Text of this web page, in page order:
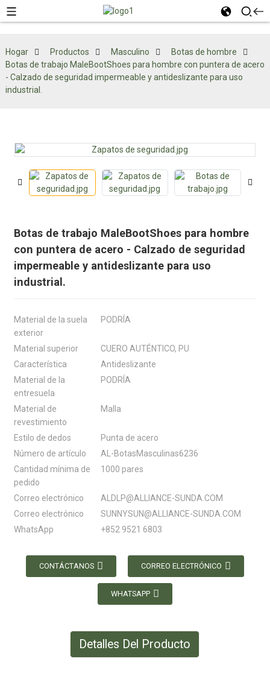
Hogar Productos Masculino
Botas de hombre
Botas de trabajo MaleBootShoes para hombre con puntera de acero
- Calzado de seguridad impermeable y antideslizante para uso
industrial.
Botas de trabajo MaleBootShoes para hombre
con puntera de acero - Calzado de seguridad
impermeable y antideslizante para uso
industrial.
Material de la suela
exterior
PODRÍA
Material superior
CUERO AUTÉNTICO, PU
Característica
Antideslizante
Material de la
entresuela
PODRÍA
Material de
revestimiento
Malla
Estilo de dedos
Punta de acero
Número de artículo
AL-BotasMasculinas6236
Cantidad mínima de
pedido
1000 pares
Correo electrónico
ALDLP@ALLIANCE-SUNDA.COM
Correo electrónico
SUNNYSUN@ALLIANCE-SUNDA.COM
WhatsApp
+852 9521 6803
CONTÁCTANOS CORREO ELECTRÓNICO
WHATSAPP
Detalles Del Producto